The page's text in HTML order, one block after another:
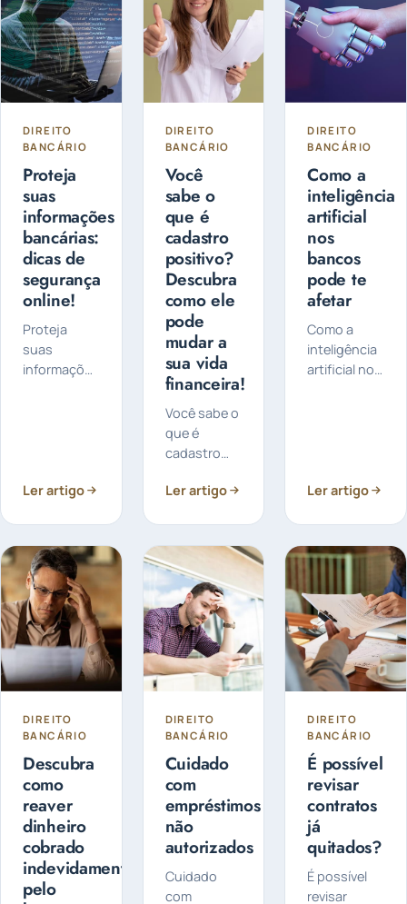
DIREITO
BANCÁRIO
Proteja
suas
informações
bancárias:
dicas de
segurança
online!
Proteja
suas
informações
online: A
das suas
informações
bancárias é
fundamental...
Ler artigo
DIREITO
BANCÁRIO
Você
sabe o
que é
cadastro
positivo?
Descubra
como ele
pode
mudar a
sua vida
financeira!
Você sabe o
que é
cadastro
é um
ganhado
destaque
quando se
fala em
histórico de
crédito. Mas
afinal...
Ler artigo
DIREITO
BANCÁRIO
Como a
inteligência
artificial
nos
bancos
pode te
afetar
Como a
inteligência
artificial nos
artificial
transformando
a forma
como...
Ler artigo
DIREITO
BANCÁRIO
Descubra
como
reaver
dinheiro
cobrado
indevidamente
pelo
DIREITO
BANCÁRIO
Cuidado
com
empréstimos
não
autorizados
Cuidado
com
DIREITO
BANCÁRIO
É possível
revisar
contratos
já
quitados?
É possível
revisar